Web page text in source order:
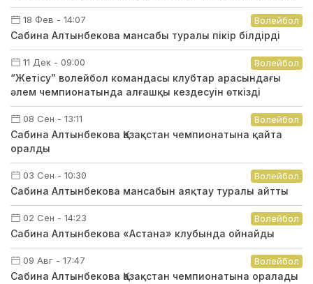
18 Фев - 14:07 Волейбол
Сабина Алтынбекова мансабы туралы пікір білдірді
11 Дек - 09:00 Волейбол
“Жетісу” волейбол командасы клубтар арасындағы
әлем чемпионатында алғашқы кездесуін өткізді
08 Сен - 13:11 Волейбол
Сабина Алтынбекова Қазақстан чемпионатына қайта
оралды
03 Сен - 10:30 Волейбол
Сабина Алтынбекова мансабын аяқтау туралы айтты
02 Сен - 14:23 Волейбол
Сабина Алтынбекова «Астана» клубында ойнайды
09 Авг - 17:47 Волейбол
Сабина Алтынбекова Қазақстан чемпионатына оралады